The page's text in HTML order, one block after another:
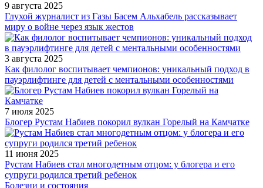
9 августа 2025
Глухой журналист из Газы Басем Альхабель рассказывает
миру о войне через язык жестов
3 августа 2025
Как филолог воспитывает чемпионов: уникальный подход в
пауэрлифтинге для детей с ментальными особенностями
7 июля 2025
Блогер Рустам Набиев покорил вулкан Горелый на Камчатке
11 июня 2025
Рустам Набиев стал многодетным отцом: у блогера и его
супруги родился третий ребенок
Болезни и состояния